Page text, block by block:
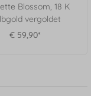
Blossom, 18 K
vergoldet
€ 59,90*